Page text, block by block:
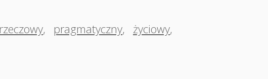
rzeczowy, pragmatyczny, życiowy,